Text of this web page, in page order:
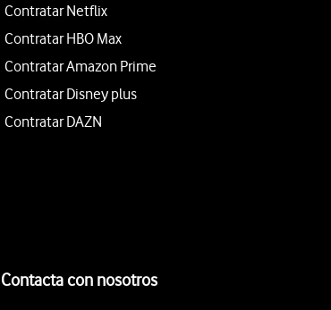
Contratar Netflix
Contratar HBO Max
Contratar Amazon Prime
Contratar Disney plus
Contratar DAZN
Contacta con nosotros